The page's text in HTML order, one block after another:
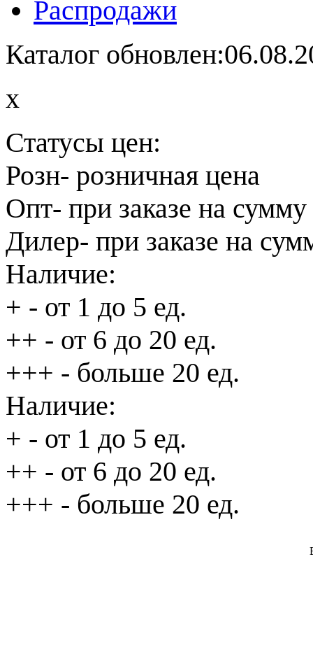
Распродажи
Каталог
x
Статусы цен:
Розн- розничная цена
Опт- при заказе на
Дилер- при заказе на
Наличие:
+ - от 1 до 5 ед.
++ - от 6 до 20 ед.
+++ - больше 20 ед.
Наличие:
+ - от 1 до 5 ед.
++ - от 6 до 20 ед.
+++ - больше 20 ед.